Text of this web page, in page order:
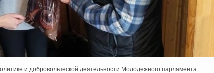
и добровольческой деятельности Молодежного парламента